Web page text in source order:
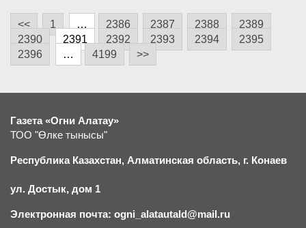
<< 1 … 2386 2387 2388
2389
2390
2391 2392 2393 2394
2395
2396
… 4199 >>
Газета «Огни Алатау»
ТОО "Өлке тынысы"
Республика Казахстан, Алматинская область, г. Конаев
ул. Достык, дом 1
Электронная почта: ogni_alatautald@mail.ru